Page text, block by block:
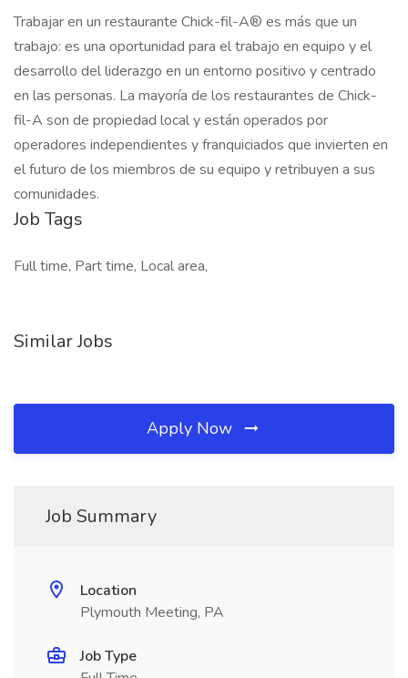
Trabajar en un restaurante Chick-fil-A® es más que un
trabajo: es una oportunidad para el trabajo en equipo y el
desarrollo del liderazgo en un entorno positivo y centrado
en las personas. La mayoría de los restaurantes de Chick-
fil-A son de propiedad local y están operados por
operadores independientes y franquiciados que invierten en
el futuro de los miembros de su equipo y retribuyen a sus
comunidades.
Job Tags
Full time, Part time, Local area,
Similar Jobs
Apply Now
Job Summary
Location
Plymouth Meeting, PA
Job Type